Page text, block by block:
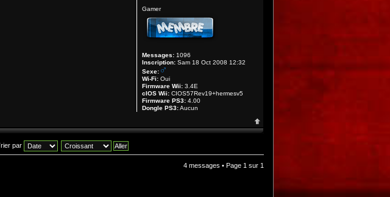
Gamer
Messages: 1096
Inscription: Sam 18 Oct 2008 12:32
Sexe:
Wi-Fi: Oui
Firmware Wii: 3.4E
cIOS Wii: CIOS57Rev19+hermesv5
Firmware PS3: 4.00
Dongle PS3:Aucun
par
4 messages • Page 1 sur 1